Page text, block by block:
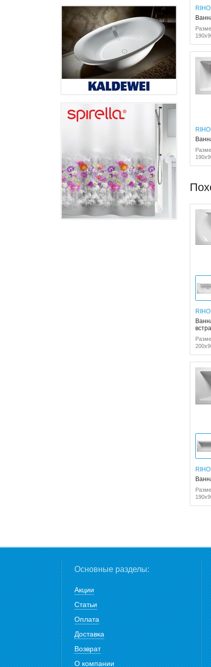
RIHO
RIHO
RIHO
RIHO
Основные разделы:
Акции
Статьи
Оплата
Доставка
Возврат
О компании